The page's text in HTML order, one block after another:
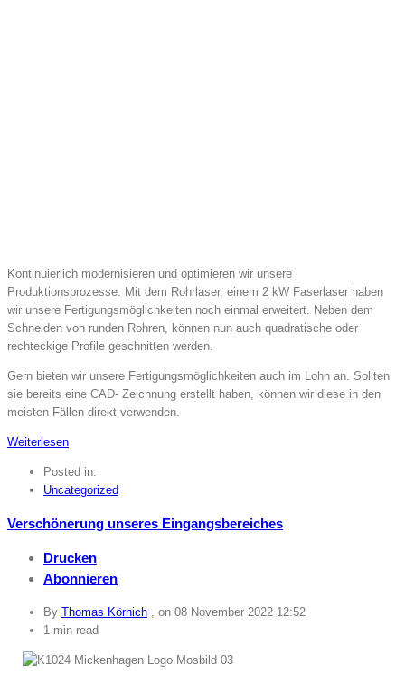
Kontinuierlich modernisieren und optimieren wir unsere
Produktionsprozesse. Mit dem Rohrlaser, einem 2 kW Faserlaser haben
wir unsere Fertigungsmöglichkeiten noch einmal erweitert. Neben dem
Schneiden von runden Rohren, können nun auch quadratische oder
rechteckige Profile geschnitten werden.
Gern bieten wir unsere Fertigungsmöglichkeiten auch im Lohn an. Sollten
sie bereits eine CAD- Zeichnung erstellt haben, können wir diese in den
meisten Fällen direkt verwenden.
Weiterlesen
Posted in:
Uncategorized
Verschönerung unseres Eingangsbereiches
Drucken
Abonnieren
By Thomas Körnich , on 08 November 2022 12:52
1 min read